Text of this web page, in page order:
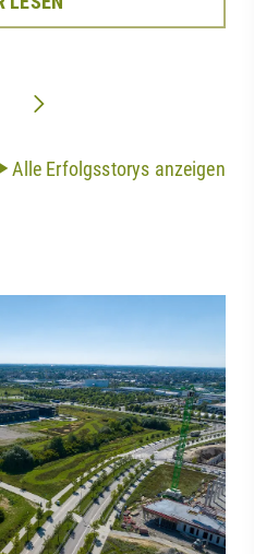
Alle Erfolgsstorys anzeigen